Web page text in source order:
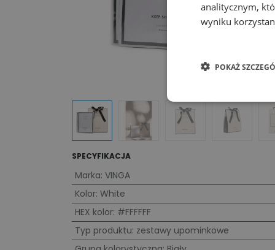
SPECYFIKACJA
Marka: VINGA
Kolor: White
HEX kolor: #FFFFFF
Typ produktu: zestawy upominkowe
analitycznym,
wyniku
POKAŻ